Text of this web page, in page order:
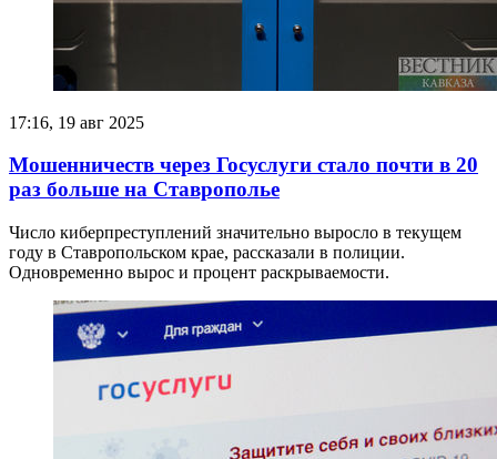
17:16, 19 авг 2025
Мошенничеств через Госуслуги стало почти в 20
раз больше на Ставрополье
Число киберпреступлений значительно выросло в текущем
году в Ставропольском крае, рассказали в полиции.
Одновременно вырос и процент раскрываемости.